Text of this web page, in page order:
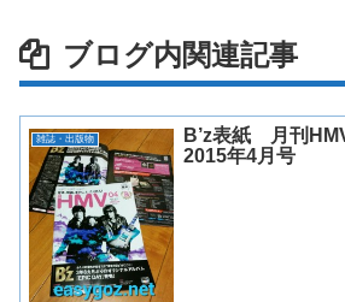
ブログ内関連記事
雑誌・出版物
B’z表紙 月刊
2015年4月号